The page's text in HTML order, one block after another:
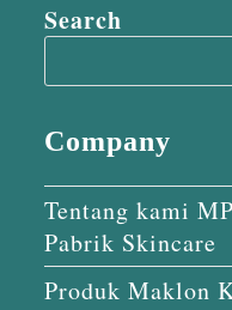
Search
Company
Tentang kami
Pabrik Skincare
Produk Maklon